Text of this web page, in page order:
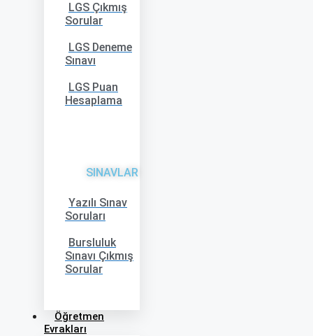
LGS Çıkmış
Sorular
LGS Deneme
Sınavı
LGS Puan
Hesaplama
SINAVLAR
Yazılı Sınav
Soruları
Bursluluk
Sınavı Çıkmış
Sorular
Öğretmen
Evrakları